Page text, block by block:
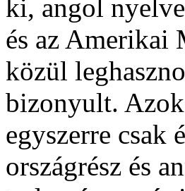
ki, angol
és az Amerikai
közül
bizonyult.
egyszerre csak
országrész és